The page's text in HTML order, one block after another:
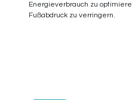
Energieverbrauch zu
Fußabdruck zu verringern.